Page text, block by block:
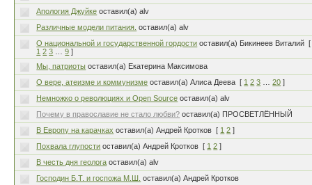
Апология Джуйке оставил(а) alv
Различные модели питания. оставил(а) alv
О национальной и государственной гордости оставил(а) Бикинеев Виталий [
1 2 3 …9 ]
Мы, патриоты оставил(а) Екатерина Максимова
О вере, атеизме и коммунизме оставил(а) Алиса Деева [ 1 2 3 …20 ]
Немножко о революциях и Open Source оставил(а) alv
Почему в православие не стало любви? оставил(а) ПРОСВЕТЛЁННЫЙ
В Европу на карачках оставил(а) Андрей Кротков [ 1 2 ]
Похвала глупости оставил(а) Андрей Кротков [ 1 2 ]
В честь дня геолога оставил(а) alv
Господин Б.Т. и госпожа М.Ш. оставил(а) Андрей Кротков